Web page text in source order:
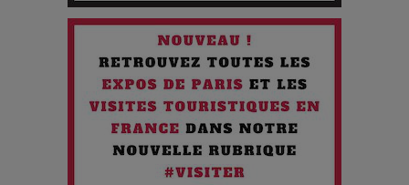
Paradoxe qui Chante le Futur
Chien 51 - Quand l’IA prend le pouvoir : une plongée dans un
futur troublant
Maïra Kerey, la “voix d’or du Kazakhstan”, célèbre ses 30
ans de carrière à la Salle Gaveau